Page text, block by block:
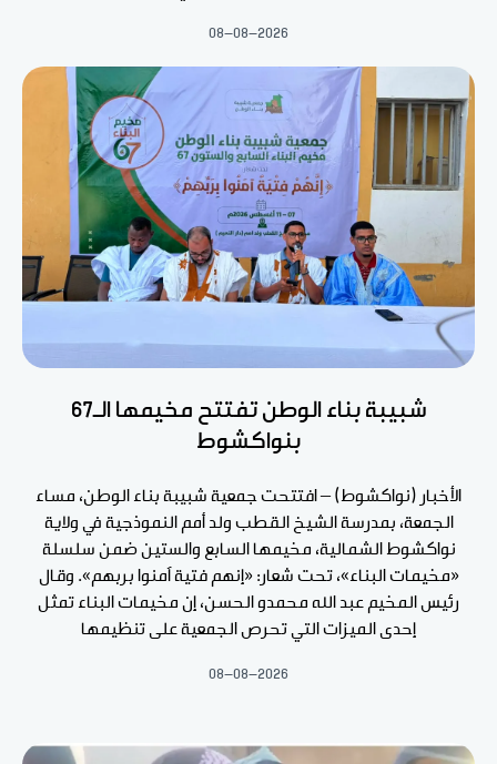
08-08-2026
شبيبة بناء الوطن تفتتح مخيمها الـ67
بنواكشوط
الأخبار (نواكشوط) – افتتحت جمعية شبيبة بناء الوطن، مساء
الجمعة، بمدرسة الشيخ القطب ولد أمم النموذجية في ولاية
نواكشوط الشمالية، مخيمها السابع والستين ضمن سلسلة
«مخيمات البناء»، تحت شعار: «إنهم فتية آمنوا بربهم». وقال
رئيس المخيم عبد الله محمدو الحسن، إن مخيمات البناء تمثل
إحدى الميزات التي تحرص الجمعية على تنظيمها
08-08-2026